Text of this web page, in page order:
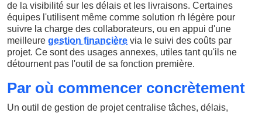
de la visibilité sur les délais et les livraisons. Certaines
équipes l'utilisent même comme solution rh légère pour
suivre la charge des collaborateurs, ou en appui d'une
meilleure gestion financière via le suivi des coûts par
projet. Ce sont des usages annexes, utiles tant qu'ils ne
détournent pas l'outil de sa fonction première.
Par où commencer concrètement
Un outil de gestion de projet centralise tâches, délais,